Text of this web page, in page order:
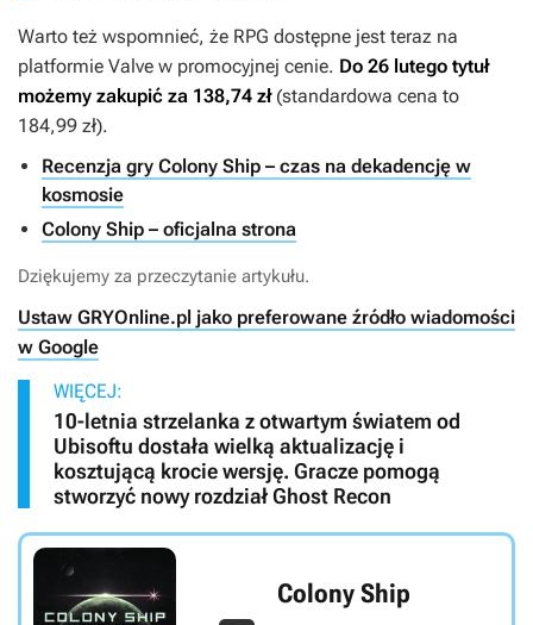
Warto też wspomnieć, że RPG dostępne jest teraz na
platformie Valve w promocyjnej cenie. Do 26 lutego tytuł
możemy zakupić za 138,74 zł(standardowa cena to
184,99 zł).
Recenzja gry Colony Ship – czas na dekadencję w
kosmosie
Colony Ship – oficjalna strona
Dziękujemy za przeczytanie artykułu.
Ustaw GRYOnline.pl jako preferowane źródło wiadomości
w Google
WIĘCEJ:
10-letnia strzelanka z otwartym światem od
Ubisoftu dostała wielką aktualizację i
kosztującą krocie wersję. Gracze pomogą
stworzyć nowy rozdział Ghost Recon
Colony Ship